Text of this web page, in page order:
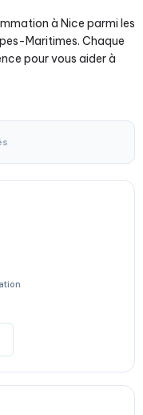
à Nice parmi les
Maritimes. Chaque
pour vous aider à